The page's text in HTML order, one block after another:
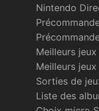
Nintendo
Meilleurs
Meilleurs
Sorties de
Liste des